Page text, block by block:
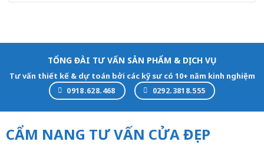
TỔNG ĐÀI TƯ VẤN SẢN PHẨM & DỊCH VỤ
Tư vấn thiết kế & dự toán bởi các kỹ sư có 10+ năm kinh nghiệm
0918.628.468 0292.3818.555
CẨM NANG TƯ VẤN CỬA ĐẸP